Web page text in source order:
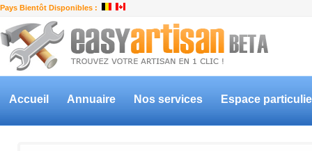
Pays Bientôt Disponibles :
Accueil Annuaire Nos services Espace